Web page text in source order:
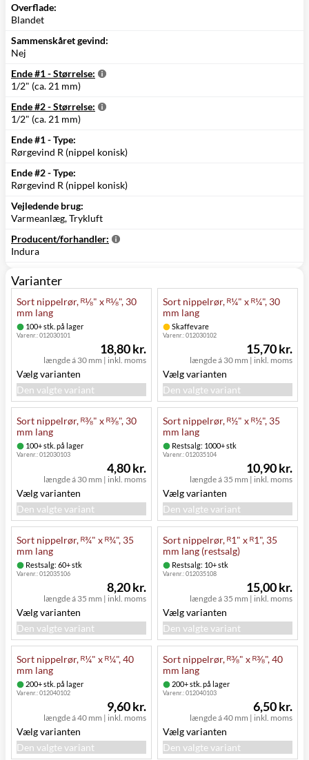
Overflade:
Blandet
Sammenskåret gevind:
Nej
Ende #1 - Størrelse:
1/2" (ca. 21 mm)
Ende #2 - Størrelse:
1/2" (ca. 21 mm)
Ende #1 - Type:
Rørgevind R (nippel konisk)
Ende #2 - Type:
Rørgevind R (nippel konisk)
Vejledende brug:
Varmeanlæg, Trykluft
Producent/forhandler:
Indura
Varianter
Sort nippelrør, ᴿ⅛" x ᴿ⅛", 30
mm lang
100+ stk. på lager
Varenr.:012030101
længde á 30 mm | inkl. moms
18,80 kr.
Vælg varianten
Den valgte variant
Sort nippelrør, ᴿ¼" x ᴿ¼", 30
mm lang
Skaffevare
Varenr.:012030102
længde á 30 mm | inkl. moms
15,70 kr.
Vælg varianten
Den valgte variant
Sort nippelrør, ᴿ⅜" x ᴿ⅜", 30
mm lang
100+ stk. på lager
Varenr.:012030103
længde á 30 mm | inkl. moms
4,80 kr.
Vælg varianten
Den valgte variant
Sort nippelrør, ᴿ½" x ᴿ½", 35
mm lang
Restsalg: 1000+ stk
Varenr.:012035104
længde á 35 mm | inkl. moms
10,90 kr.
Vælg varianten
Den valgte variant
Sort nippelrør, ᴿ¾" x ᴿ¾", 35
mm lang
Restsalg: 60+ stk
Varenr.:012035106
længde á 35 mm | inkl. moms
8,20 kr.
Vælg varianten
Den valgte variant
Sort nippelrør, ᴿ1" x ᴿ1", 35
mm lang (restsalg)
Restsalg: 10+ stk
Varenr.:012035108
længde á 35 mm | inkl. moms
15,00 kr.
Vælg varianten
Den valgte variant
Sort nippelrør, ᴿ¼" x ᴿ¼", 40
mm lang
200+ stk. på lager
Varenr.:012040102
længde á 40 mm | inkl. moms
9,60 kr.
Vælg varianten
Den valgte variant
Sort nippelrør, ᴿ⅜" x ᴿ⅜", 40
mm lang
200+ stk. på lager
Varenr.:012040103
længde á 40 mm | inkl. moms
6,50 kr.
Vælg varianten
Den valgte variant